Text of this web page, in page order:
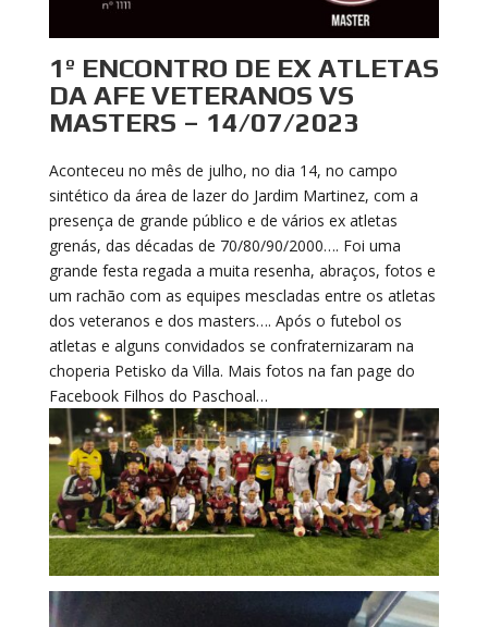
1º ENCONTRO DE EX ATLETAS
DA AFE VETERANOS VS
MASTERS – 14/07/2023
Aconteceu no mês de julho, no dia 14, no campo
sintético da área de lazer do Jardim Martinez, com a
presença de grande público e de vários ex atletas
grenás, das décadas de 70/80/90/2000…. Foi uma
grande festa regada a muita resenha, abraços, fotos e
um rachão com as equipes mescladas entre os atletas
dos veteranos e dos masters…. Após o futebol os
atletas e alguns convidados se confraternizaram na
choperia Petisko da Villa. Mais fotos na fan page do
Facebook Filhos do Paschoal…